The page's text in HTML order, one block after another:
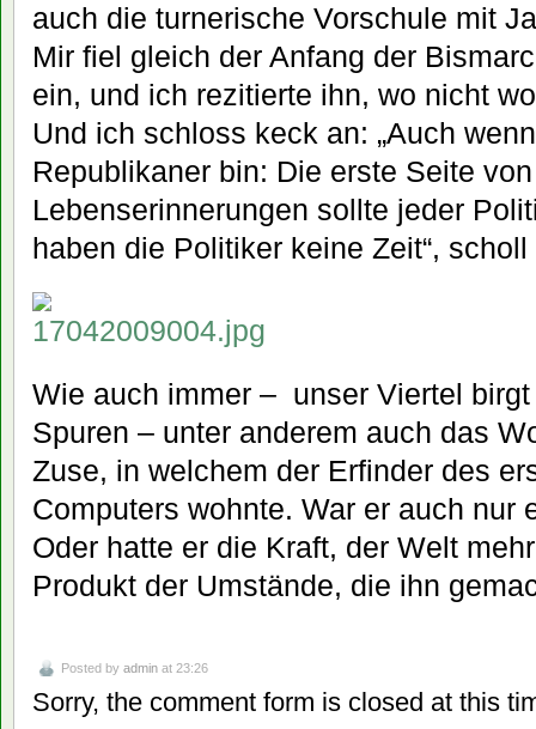
auch die turnerische Vorschule mit
Mir fiel gleich der Anfang der
ein, und ich rezitierte ihn, wo nicht
Und ich schloss keck an: „Auch
Republikaner bin: Die erste Seite
Lebenserinnerungen sollte jeder
haben die Politiker keine Zeit“,
Wie auch immer – unser Viertel
Spuren – unter anderem auch das
Zuse, in welchem der Erfinder des
Computers wohnte. War er auch nur
Oder hatte er die Kraft, der Welt
Produkt der Umstände, die ihn
Posted by admin at 23:26
Sorry, the comment form is closed at this